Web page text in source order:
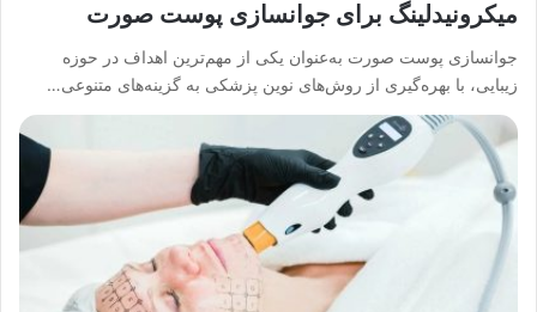
میکرونیدلینگ برای جوانسازی پوست صورت
جوانسازی پوست صورت به‌عنوان یکی از مهم‌ترین اهداف در حوزه
زیبایی، با بهره‌گیری از روش‌های نوین پزشکی به گزینه‌های متنوعی…